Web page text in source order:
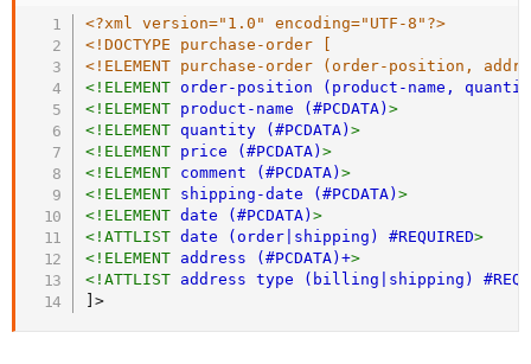
<?xml version="1.0" encoding="UTF-8"?>
<!DOCTYPE purchase-order [
<!ELEMENT purchase-order (order-position,
< !ELEMENT order-position (product-name,
< !ELEMENT product-name (#PCDATA)>
< !ELEMENT quantity (#PCDATA)>
< !ELEMENT price (#PCDATA)>
< !ELEMENT comment (#PCDATA)>
< !ELEMENT shipping-date (#PCDATA)>
< !ELEMENT date (#PCDATA)>
< !ATTLIST date (order|shipping) #REQUIRED>
< !ELEMENT address (#PCDATA)+>
< !ATTLIST address type (billing|shipping)
]>